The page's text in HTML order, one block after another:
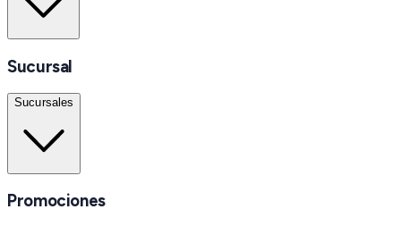
Sucursal
Sucursales
Promociones